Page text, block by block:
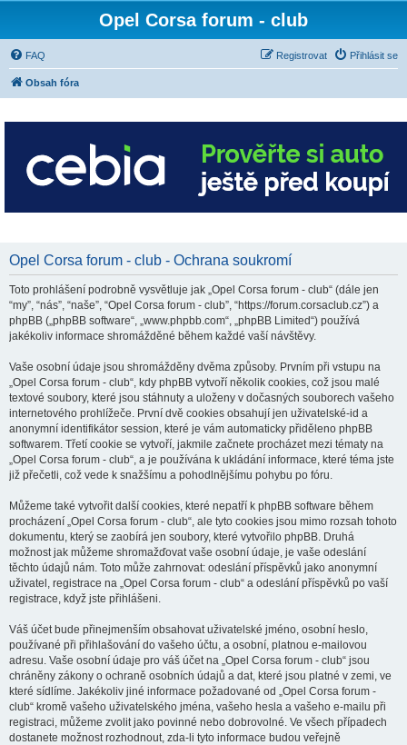
Opel Corsa forum - club
FAQ Přihlásit se
Registrovat
Obsah fóra
Opel Corsa forum - club - Ochrana soukromí
Toto prohlášení podrobně vysvětluje jak „Opel Corsa forum - club“ (dále jen
“my”, “nás”, “naše”, “Opel Corsa forum - club”, “https://forum.corsaclub.cz”) a
phpBB („phpBB software“, „www.phpbb.com“, „phpBB Limited“) používá
jakékoliv informace shromážděné během každé vaší návštěvy.
Vaše osobní údaje jsou shromážděny dvěma způsoby. Prvním při vstupu na
„Opel Corsa forum - club“, kdy phpBB vytvoří několik cookies, což jsou malé
textové soubory, které jsou stáhnuty a uloženy v dočasných souborech vašeho
internetového prohlížeče. První dvě cookies obsahují jen uživatelské-id a
anonymní identifikátor session, které je vám automaticky přiděleno phpBB
softwarem. Třetí cookie se vytvoří, jakmile začnete procházet mezi tématy na
„Opel Corsa forum - club“, a je používána k ukládání informace, které téma jste
již přečetli, což vede k snažšímu a pohodlnějšímu pohybu po fóru.
Můžeme také vytvořit další cookies, které nepatří k phpBB software během
procházení „Opel Corsa forum - club“, ale tyto cookies jsou mimo rozsah tohoto
dokumentu, který se zaobírá jen soubory, které vytvořilo phpBB. Druhá
možnost jak můžeme shromažďovat vaše osobní údaje, je vaše odeslání
těchto údajů nám. Toto může zahrnovat: odeslání příspěvků jako anonymní
uživatel, registrace na „Opel Corsa forum - club“ a odeslání příspěvků po vaší
registrace, když jste přihlášeni.
Váš účet bude přinejmenším obsahovat uživatelské jméno, osobní heslo,
používané při přihlašování do vašeho účtu, a osobní, platnou e-mailovou
adresu. Vaše osobní údaje pro váš účet na „Opel Corsa forum - club“ jsou
chráněny zákony o ochraně osobních údajů a dat, které jsou platné v zemi, ve
které sídlíme. Jakékoliv jiné informace požadované od „Opel Corsa forum -
club“ kromě vašeho uživatelského jména, vašeho hesla a vašeho e-mailu při
registraci, můžeme zvolit jako povinné nebo dobrovolné. Ve všech případech
dostanete možnost rozhodnout, zda-li tyto informace budou veřejně